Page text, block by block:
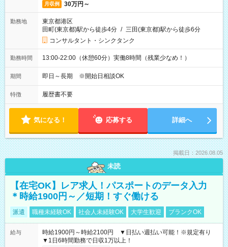
月収例 30万円～
勤務地
東京都港区
田町(東京都)駅から徒歩4分 / 三田(東京都)駅から徒歩6分
コンサルタント・シンクタンク
勤務時間 13:00-22:00（休憩60分）実働8時間（残業少なめ！）
期間 即日～長期 ※開始日相談OK
特徴 履歴書不要
気になる！ 応募する 詳細へ
掲載日：2026.08.05
未読
【在宅OK】レア求人！パスポートのデータ入力
＊時給1900円～／短期！すぐ働ける
派遣 職種未経験OK 社会人未経験OK 大学生歓迎 ブランクOK
給与
時給1900円～時給2100円 ▼日払い週払い可能！※規定有り
▼1日6時間勤務で日収1万以上！